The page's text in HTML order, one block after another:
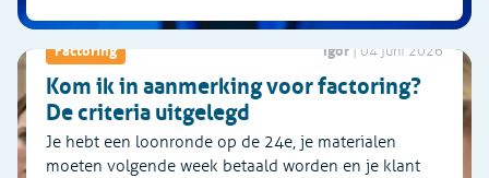
Factoring Igor |04 juni 2026
Kom ik in aanmerking voor factoring?
De criteria uitgelegd
Je hebt een loonronde op de 24e, je materialen
moeten volgende week betaald worden en je klant